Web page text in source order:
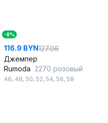
-8%
116.9 BYN127.06
Джемпер
Rumoda 2270 розовый
46, 48, 50, 52, 54, 56, 58